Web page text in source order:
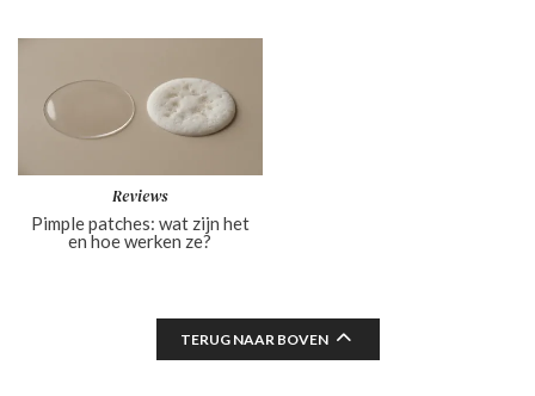
Reviews
Pimple patches: wat zijn het
en hoe werken ze?
TERUG NAAR BOVEN